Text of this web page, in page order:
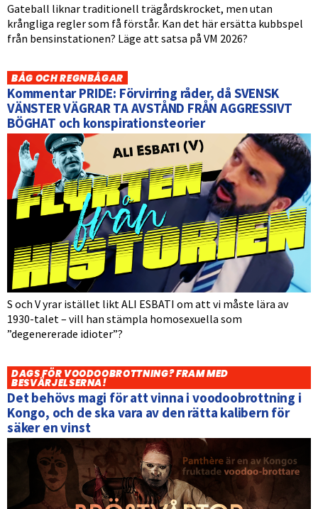
Gateball liknar traditionell trägårdskrocket, men utan
krångliga regler som få förstår. Kan det här ersätta kubbspel
från bensinstationen? Läge att satsa på VM 2026?
BÅG OCH REGNBÅGAR
Kommentar PRIDE: Förvirring råder, då SVENSK
VÄNSTER VÄGRAR TA AVSTÅND FRÅN AGGRESSIVT
BÖGHAT och konspirationsteorier
S och V yrar istället likt ALI ESBATI om att vi måste lära av
1930-talet – vill han stämpla homosexuella som
”degenererade idioter”?
DAGS FÖR VOODOOBROTTNING? FRAM MED
BESVÄRJELSERNA!
Det behövs magi för att vinna i voodoobrottning i
Kongo, och de ska vara av den rätta kalibern för
säker en vinst